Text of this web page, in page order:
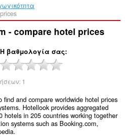
- compare hotel prices
Η βαθμολογία σας
1
find and compare worldwide hotel prices
Hotellook provides aggregated
in 205 countries working together
systems such as Booking.com,